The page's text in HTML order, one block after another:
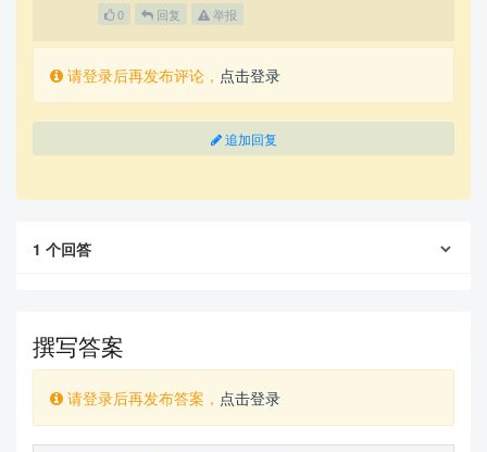
0 回复 举报
请登录后再发布评论， 点击登录
追加回复
1 个回答
撰写答案
请登录后再发布答案， 点击登录